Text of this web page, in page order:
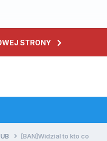
STRONY
[BAN]Widzial to kto co